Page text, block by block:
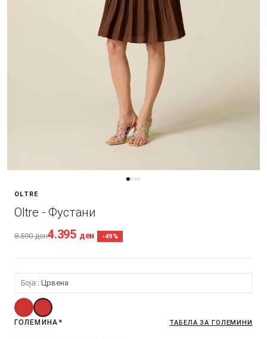
OLTRE
Oltre - Фустани
8.590ден4.395 ден -49%
Боја: Црвена
ГОЛЕМИНА * ТАБЕЛА ЗА ГОЛЕМИНИ